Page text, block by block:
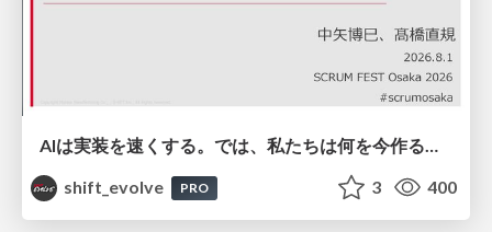
AIは実装を速くする。では、私たちは何を今作るべきか？－立場を越えてリリースに向き合ったチーム開発の実践 / 20260801 Hiromi Nakaya and Naoki Takahashi
shift_evolve
PRO 3 400